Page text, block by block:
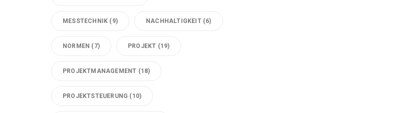
MESSTECHNIK (9) NACHHALTIGKEIT(6)
NORMEN (7) PROJEKT (19)
PROJEKTMANAGEMENT (18)
PROJEKTSTEUERUNG (10)